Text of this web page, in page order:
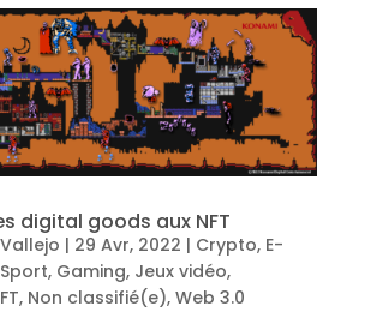
digital goods aux NFT
| 29 Avr, 2022 | Crypto, E-
, Gaming, Jeux vidéo,
, Non classifié(e), Web 3.0